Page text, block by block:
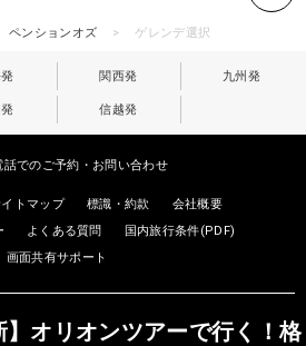
ペンションオズ ゲレンデ選択
関西発 九州発
信越発
話でのご予約・お問い合わせ
トマップ 標識・約款
会社概要
よくある質問
国内旅行条件(PDF)
画面共有サポート
】オリオンツアーで行く！格